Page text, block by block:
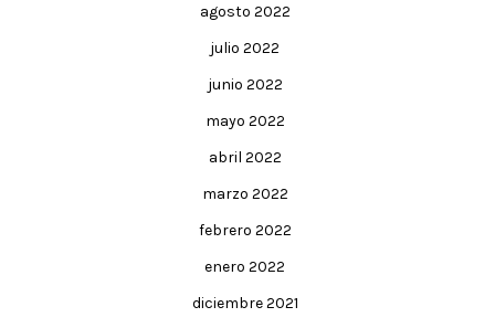
agosto 2022
julio 2022
junio 2022
mayo 2022
abril 2022
marzo 2022
febrero 2022
enero 2022
diciembre 2021